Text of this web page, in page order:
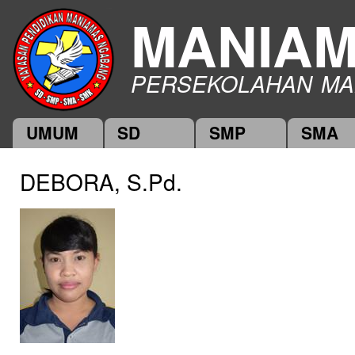
PERSEKOLAHAN
Main menu
UMUM SD SMP SMA
DEBORA, S.Pd.